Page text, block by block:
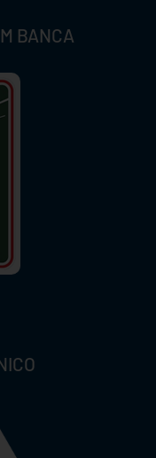
BANCA